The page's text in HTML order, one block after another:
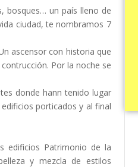
bosques… un país lleno de
ciudad, te nombramos 7
ascensor con historia que
Por la noche se
donde hann tenido lugar
porticados y al final
edificios Patrimonio de la
y mezcla de estilos